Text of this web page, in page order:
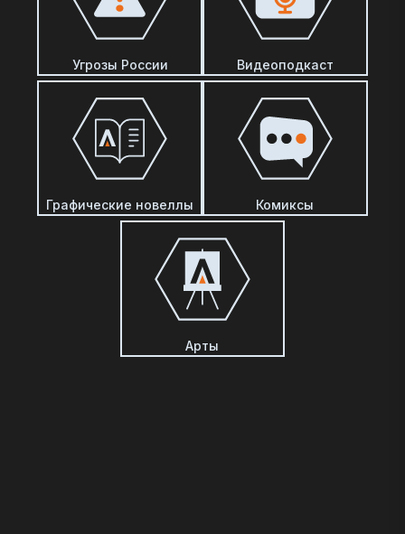
Угрозы России Видеоподкаст
Графические новеллы Комиксы
Арты